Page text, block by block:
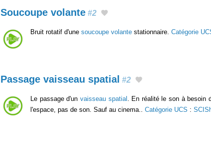
Soucoupe volante #2
Bruit rotatif d'une soucoupe volante stationnaire. Catégorie
Passage vaisseau spatial #2
Le passage d'un vaisseau spatial . En réalité le son à besoin
l'espace, pas de son. Sauf au cinema.. Catégorie UCS :